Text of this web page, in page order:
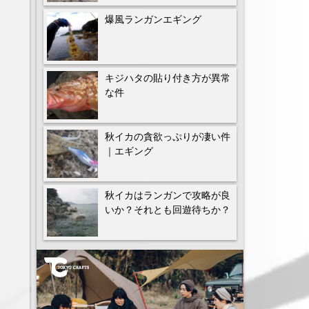
爆風ランガンエギング
キジハタの貼り付き方が異常
な件
秋イカの貪欲っぷりが凄い件
｜エギング
秋イカはランガンで攻略が良
いか？それとも回遊待ちか？